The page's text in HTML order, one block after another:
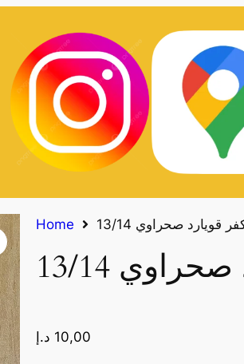
Home قويارد صحراوي 13/14
13/14
10,00 د.إ